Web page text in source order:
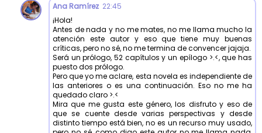
Ana Ramírez 22:45
¡Hola!
Antes de nada y no me mates, no me llama mucho la
atención este autor y eso que tiene muy buenas
críticas, pero no sé, no me termina de convencer jajaja.
Será un prólogo, 52 capítulos y un epílogo >.<, que has
puesto dos prólogo.
Pero que yo me aclare, esta novela es independiente de
las anteriores o es una continuación. Eso no me ha
quedado claro >.<
Mira que me gusta este género, los disfruto y eso de
que se cuente desde varias perspectivas y desde
distinto tiempo está bien, no es un recurso muy usado,